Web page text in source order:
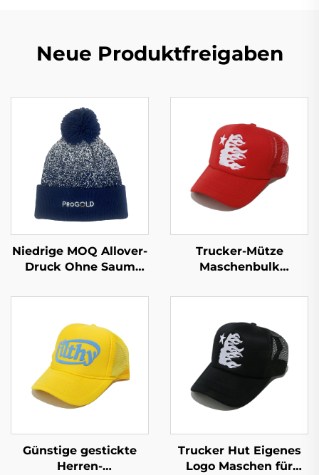
Neue Produktfreigaben
Niedrige MOQ Allover-
Druck Ohne Saum
Schädelkappe mit
Jacquard Strickmütze
Trucker-Mütze
Maschenbulk
verstellbar,
Männer und Frauen
Günstige gestickte
Herren-
Trucker Hut Eigenes
Logo Maschen für